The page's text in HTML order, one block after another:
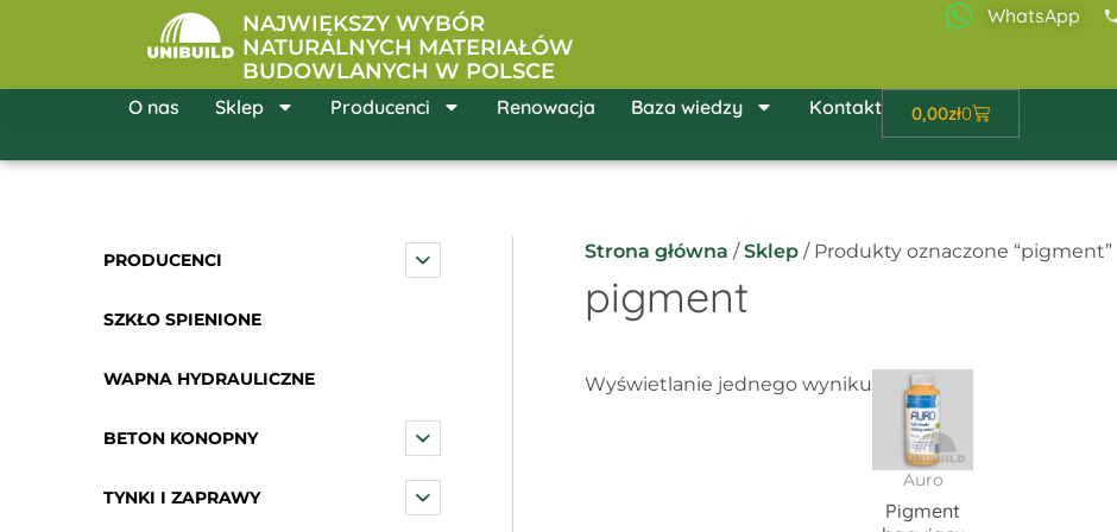
NAJWIĘKSZY WYBÓR
NATURALNYCH MATERIAŁÓW
BUDOWLANYCH W POLSCE
WhatsApp
O nas Sklep Producenci Renowacja Baza wiedzy Kontakt 0,00zł0
Wózek
PRODUCENCI
SZKŁO SPIENIONE
WAPNA HYDRAULICZNE
BETON KONOPNY
TYNKI I ZAPRAWY
Strona główna /Sklep / Produkty oznaczone “pigment”
pigment
Wyświetlanie jednego wyniku
Auro
Pigment
52,42zł
dowiele